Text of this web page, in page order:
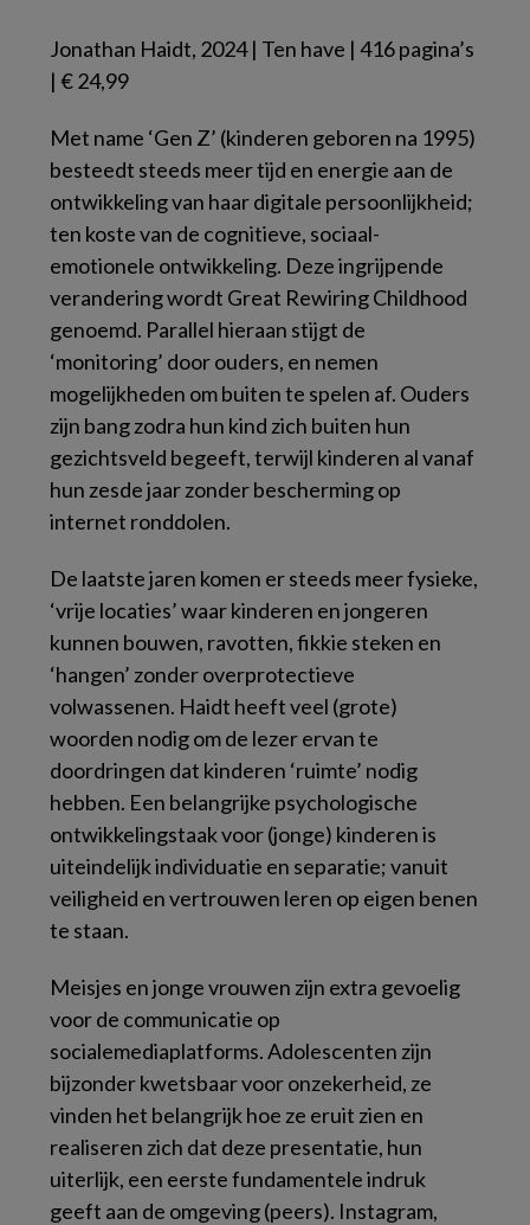
Jonathan Haidt, 2024 | Ten have | 416 pagina’s
| € 24,99
Met name ‘Gen Z’ (kinderen geboren na 1995)
besteedt steeds meer tijd en energie aan de
ontwikkeling van haar digitale persoonlijkheid;
ten koste van de cognitieve, sociaal-
emotionele ontwikkeling. Deze ingrijpende
verandering wordt Great Rewiring Childhood
genoemd. Parallel hieraan stijgt de
‘monitoring’ door ouders, en nemen
mogelijkheden om buiten te spelen af. Ouders
zijn bang zodra hun kind zich buiten hun
gezichtsveld begeeft, terwijl kinderen al vanaf
hun zesde jaar zonder bescherming op
internet ronddolen.
De laatste jaren komen er steeds meer fysieke,
‘vrije locaties’ waar kinderen en jongeren
kunnen bouwen, ravotten, fikkie steken en
‘hangen’ zonder overprotectieve
volwassenen. Haidt heeft veel (grote)
woorden nodig om de lezer ervan te
doordringen dat kinderen ‘ruimte’ nodig
hebben. Een belangrijke psychologische
ontwikkelingstaak voor (jonge) kinderen is
uiteindelijk individuatie en separatie; vanuit
veiligheid en vertrouwen leren op eigen benen
te staan.
Meisjes en jonge vrouwen zijn extra gevoelig
voor de communicatie op
socialemediaplatforms. Adolescenten zijn
bijzonder kwetsbaar voor onzekerheid, ze
vinden het belangrijk hoe ze eruit zien en
realiseren zich dat deze presentatie, hun
uiterlijk, een eerste fundamentele indruk
geeft aan de omgeving (peers). Instagram,